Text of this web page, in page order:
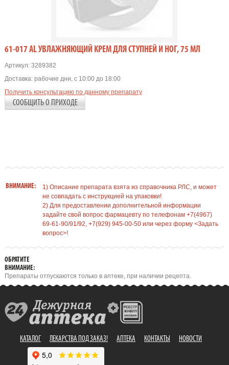
61-017 AL УВЛАЖНЯЮЩИЙ КРЕМ ДЛЯ СТУПНЕЙ И НОГ, 75 МЛ
Артикул:3289382
Доставка: рабочие дни, с 10:00 до 18:00
Получить консультацию по данному препарату
СООБЩИТЬ О ПРИХОДЕ
ВНИМАНИЕ:
1) Описание препарата взята из справочника РЛС, и может
не совпадать с инструкцией на упаковки!
2) Для предоставлении дополнительной информации
задайте свой вопрос фармацевту по телефонам +7(4967)
69-61-90/91/92, +7(929) 945-00-50 или через форму <Задать
вопрос>!
ОБРАТИТЕ
ВНИМАНИЕ:
Препараты отпускаются только в аптеке, при наличии рецепта.
КАТАЛОГ ЛЕКАРСТВА ПОД ЗАКАЗ! АПТЕКА КОНТАКТЫ НОВОСТИ